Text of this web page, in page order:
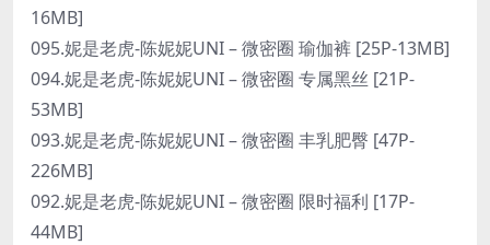
16MB]
095.妮是老虎-陈妮妮UNI – 微密圈 瑜伽裤 [25P-13MB]
094.妮是老虎-陈妮妮UNI – 微密圈 专属黑丝 [21P-
53MB]
093.妮是老虎-陈妮妮UNI – 微密圈 丰乳肥臀 [47P-
226MB]
092.妮是老虎-陈妮妮UNI – 微密圈 限时福利 [17P-
44MB]